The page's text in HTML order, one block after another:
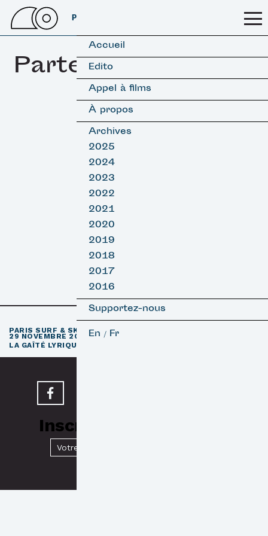
PSSFF 2026
Accueil
Edito
Appel à films
À propos
Archives
2025
2024
2023
2022
2021
2020
2019
2018
2017
2016
Supportez-nous
En / Fr
Partenaires
PARIS SURF & SKATEBOARD FILM FESTIVAL
29 NOVEMBRE 2026
LA GAÎTÉ LYRIQUE · PARIS 3
Inscrivez-vous à notre